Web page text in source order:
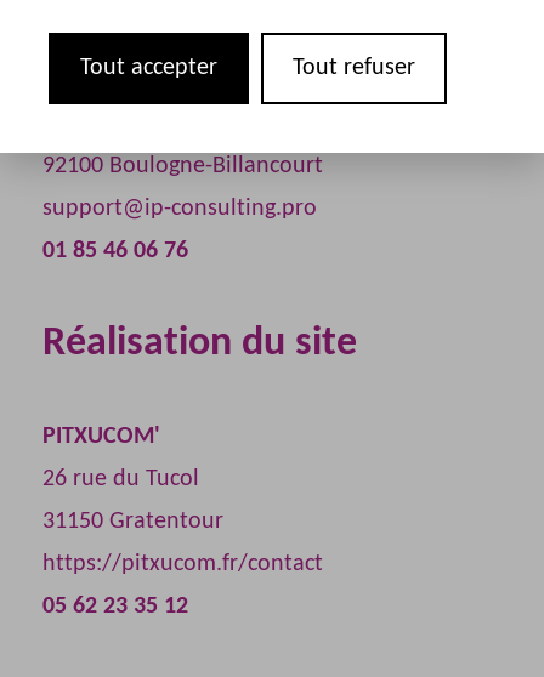
IP Consulting
92100 Boulogne-Billancourt
support@ip-consulting.pro
01 85 46 06 76
Réalisation du site
PITXUCOM'
26 rue du Tucol
31150 Gratentour
https://pitxucom.fr/contact
05 62 23 35 12
Tout accepter Tout refuser